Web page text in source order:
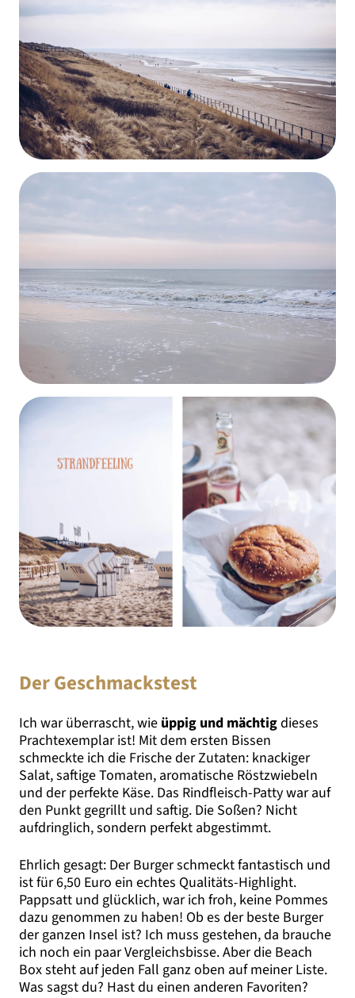
Der Geschmackstest
Ich war überrascht, wie üppig und mächtigdieses
Prachtexemplar ist! Mit dem ersten Bissen
schmeckte ich die Frische der Zutaten: knackiger
Salat, saftige Tomaten, aromatische Röstzwiebeln
und der perfekte Käse. Das Rindfleisch-Patty war auf
den Punkt gegrillt und saftig. Die Soßen? Nicht
aufdringlich, sondern perfekt abgestimmt.
Ehrlich gesagt: Der Burger schmeckt fantastisch und
ist für 6,50 Euro ein echtes Qualitäts-Highlight.
Pappsatt und glücklich, war ich froh, keine Pommes
dazu genommen zu haben! Ob es der beste Burger
der ganzen Insel ist? Ich muss gestehen, da brauche
ich noch ein paar Vergleichsbisse. Aber die Beach
Box steht auf jeden Fall ganz oben auf meiner Liste.
Was sagst du? Hast du einen anderen Favoriten?